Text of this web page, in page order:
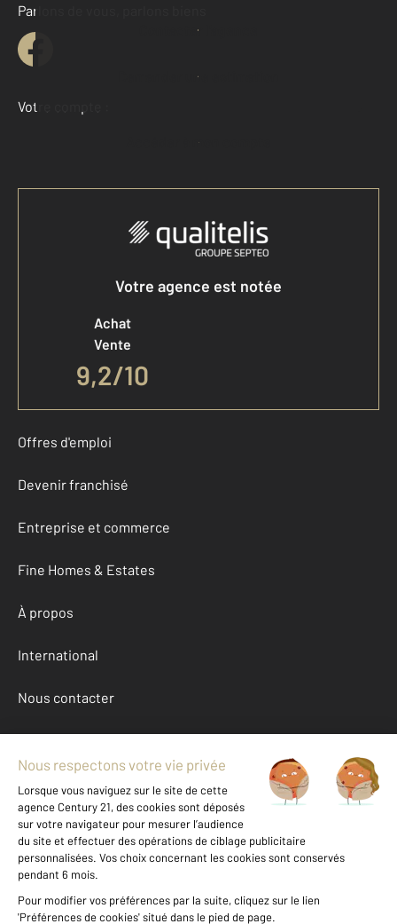
Contacter l'agence
Demander une estimation
Parlons de vous, parlons biens
Votre compte :
Accéder à mon compte
Votre agence est notée
Achat
Vente
9,2/10
Offres d'emploi
Devenir franchisé
Entreprise et commerce
Fine Homes & Estates
À propos
International
Nous contacter
Mentions légales & CGU et Barèmes d'honoraires
Données personnelles
Gestionnaire des cookies
Achat maison autour de ST PAIR SUR MER (50380)